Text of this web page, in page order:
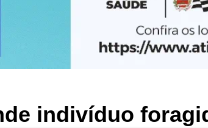
indivíduo